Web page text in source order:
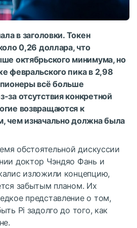
в заголовки. Токен
0,26 доллара, что
октябрьского минимума, но
февральского пика в 2,98
всё больше
за отсутствия конкретной
возвращаются к
чем изначально должна была
обстоятельной дискуссии
доктор Чэндяо Фань и
изложили концепцию,
забытым планом. Их
представление о том,
Pi задолго до того, как